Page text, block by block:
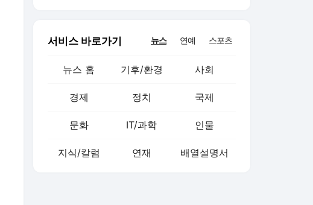
서비스 바로가기 뉴스 연예 스포츠
뉴스 홈 기후/환경 사회
경제 정치 국제
문화 IT/과학 인물
지식/칼럼 연재 배열설명서